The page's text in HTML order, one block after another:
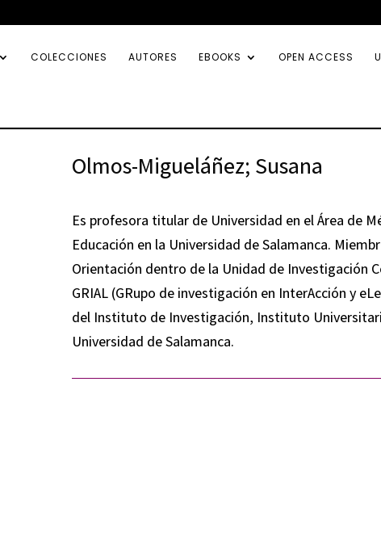
COLECCIONES AUTORES EBOOKS OPEN ACCESS
Olmos-Migueláñez; Susana
Es profesora titular de Universidad en el Área de
Educación en la Universidad de Salamanca.
Orientación dentro de la Unidad de Investigación
GRIAL (GRupo de investigación en InterAcción y
del Instituto de Investigación, Instituto
Universidad de Salamanca.